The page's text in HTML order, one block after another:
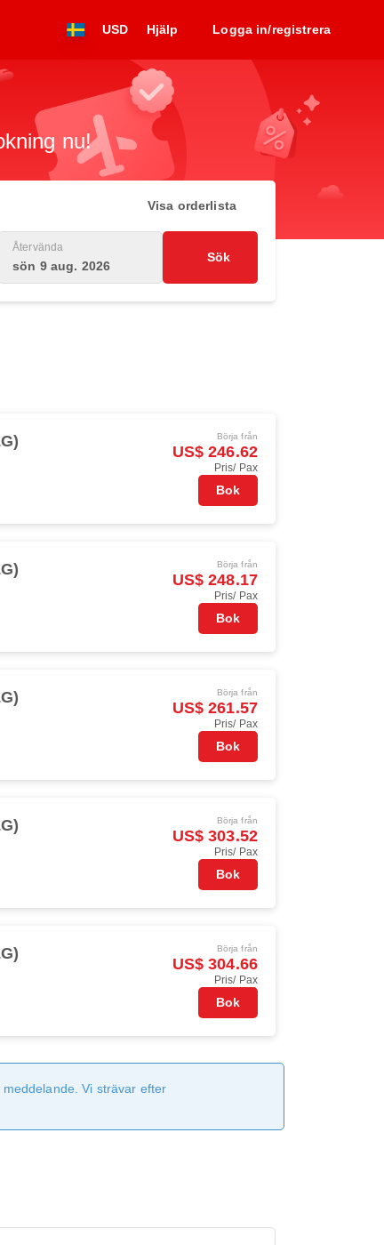
USD Hjälp Logga in/registrera
nu!
Visa orderlista
Återvända
sön 9 aug. 2026
Sök
Börja från
US$ 246.62
Pris/ Pax
Bok
Börja från
US$ 248.17
Pris/ Pax
Bok
Börja från
US$ 261.57
Pris/ Pax
Bok
Börja från
US$ 303.52
Pris/ Pax
Bok
Börja från
US$ 304.66
Pris/ Pax
Bok
Vi strävar efter